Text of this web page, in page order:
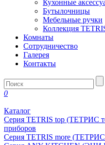
Кухонные
Бутылочницы
Мебельные ручки
Коллекция
Комнаты
Сотрудничество
Галерея
Контакты
0
Каталог
Серия TETRIS top (ТЕТРИС
приборов
Серия TETRIS more (ТЕТРИС